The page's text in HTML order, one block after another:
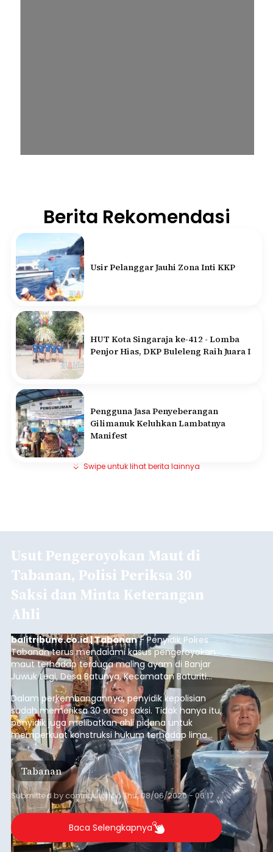
Berita Rekomendasi
Usir Pelanggar Jauhi Zona Inti KKP
HUT Kota Singaraja ke-412 - Lomba
Penjor Hias, DKP Buleleng Raih Juara I
Pengguna Jasa Penyeberangan
Gilimanuk Keluhkan Lambatnya
Manifest
Swipe untuk lihat berita lainnya
Usut Pengeroyokan Maut di
Tabanan, Polisi Periksa 30
Saksi dan Minta Keterangan
Ahli
balitribune.co.id | Tabanan- Penyidik Polres
Tabanan terus mendalami kasus pengeroyokan
maut terhadap terduga maling ayam di Banjar
Juwuk Legi, Desa Batunya, Kecamatan Baturiti
yang terjadi beberapa waktu lalu.
Dalam perkembangannya, penyidik kepolisian
sudah memeriksa 30 orang saksi. Tidak hanya itu,
penyidik juga melibatkan ahli pidana untuk
memperkuat konstruksi hukum terhadap lima
orang tersangka yang saat ini ditahan.
Tabanan
Submitted bycontributoronThu, 08/06/2026 - 06:17
Baca Selengkapnya